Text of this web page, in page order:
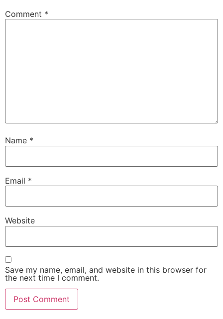
Comment *
Name *
Email *
Website
Save my name, email, and website in this browser for
the next time I comment.